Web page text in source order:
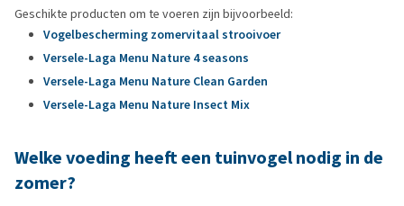
Geschikte producten om te voeren zijn bijvoorbeeld:
Vogelbescherming zomervitaal strooivoer
Versele-Laga Menu Nature 4 seasons
Versele-Laga Menu Nature Clean Garden
Versele-Laga Menu Nature Insect Mix
Welke voeding heeft een tuinvogel nodig in de
zomer?